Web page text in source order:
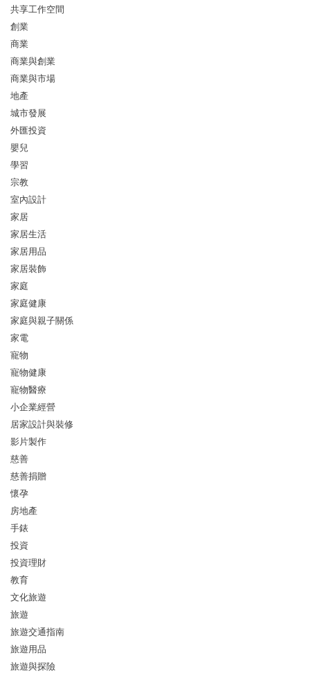
共享工作空間
創業
商業
商業與創業
商業與市場
地產
城市發展
外匯投資
嬰兒
學習
宗教
室內設計
家居
家居生活
家居用品
家居裝飾
家庭
家庭健康
家庭與親子關係
家電
寵物
寵物健康
寵物醫療
小企業經營
居家設計與裝修
影片製作
慈善
慈善捐贈
懷孕
房地產
手錶
投資
投資理財
教育
文化旅遊
旅遊
旅遊交通指南
旅遊用品
旅遊與探險